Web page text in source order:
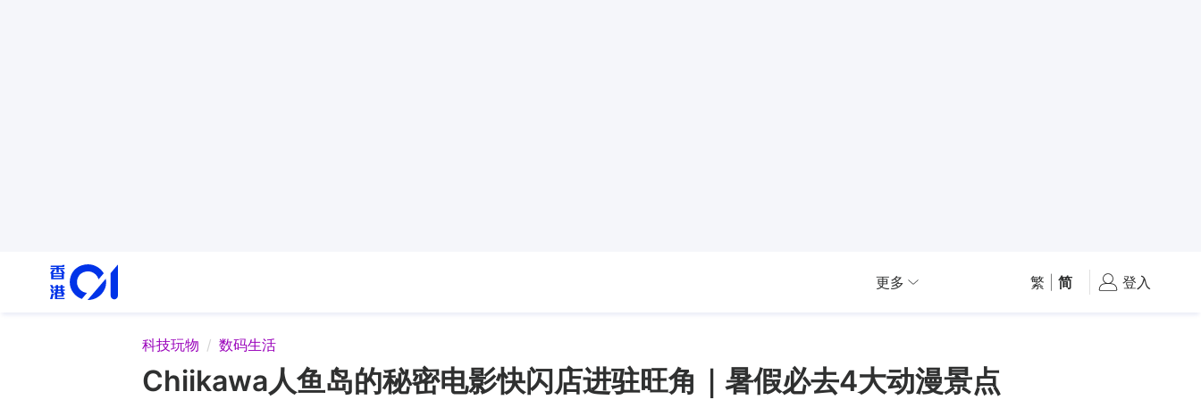
更多 繁 简 登入
科技玩物 数码生活
Chiikawa人鱼岛的秘密电影快闪店进驻旺角｜暑假必去4大动漫景点